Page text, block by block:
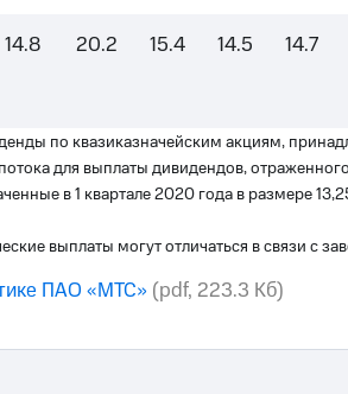
14.8 20.2 15.4 14.5 14.7
по квазиказначейским акциям,
для выплаты дивидендов,
в 1 квартале 2020 года в размере
выплаты могут отличаться в связи с
ПАО «МТС» (pdf, 223.3 Кб)